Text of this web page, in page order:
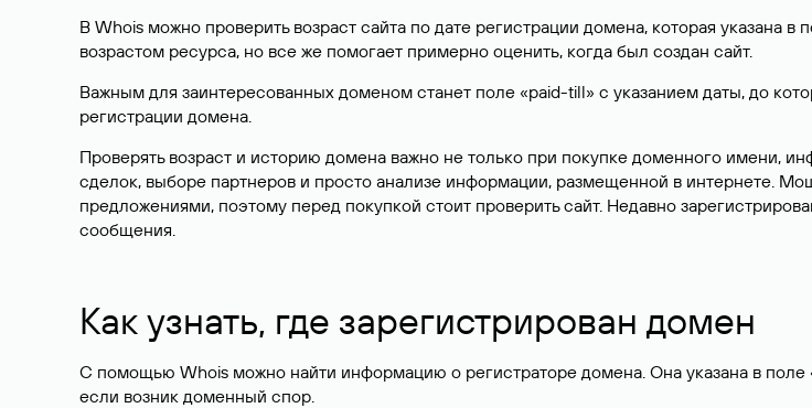
В Whois можно проверить возраст сайта по дате регистрации домена, которая указана
возрастом ресурса, но все же помогает примерно оценить, когда был создан сайт.
Важным для заинтересованных доменом станет поле «paid-till» с указанием даты, до
регистрации домена.
Проверять возраст и историю домена важно не только при покупке доменного имени,
сделок, выборе партнеров и просто анализе информации, размещенной в интернете.
предложениями, поэтому перед покупкой стоит проверить сайт. Недавно
сообщения.
Как узнать, где зарегистрирован домен
С помощью Whois можно найти информацию о регистраторе домена. Она указана в поле
если возник доменный спор.